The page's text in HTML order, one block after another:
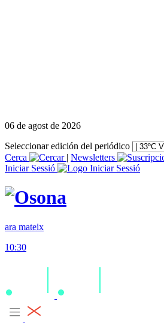
06 de agost de 2026
Seleccionar edición del periódico
Cerca
| Newsletters
Iniciar Sessió
ara mateix
10:30